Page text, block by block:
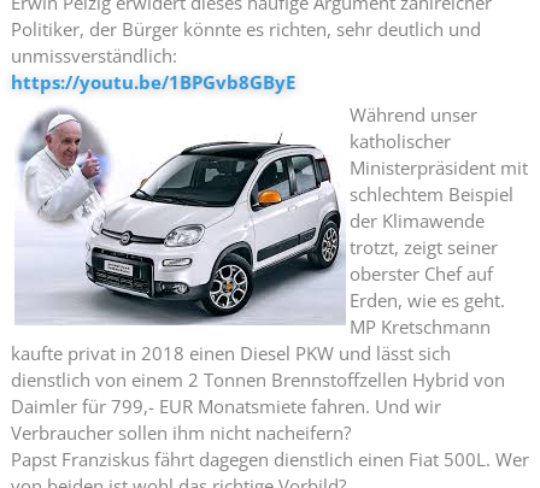
Politiker, der Bürger könnte es richten, sehr deutlich und
unmissverständlich:
https://youtu.be/1BPGvb8GByE
Während unser
katholischer
Ministerpräsident mit
schlechtem Beispiel
der Klimawende
trotzt, zeigt seiner
oberster Chef auf
Erden, wie es geht.
MP Kretschmann
kaufte privat in 2018 einen Diesel PKW und lässt sich
dienstlich von einem 2 Tonnen Brennstoffzellen Hybrid von
Daimler für 799,- EUR Monatsmiete fahren. Und wir
Verbraucher sollen ihm nicht nacheifern?
Papst Franziskus fährt dagegen dienstlich einen Fiat 500L. Wer